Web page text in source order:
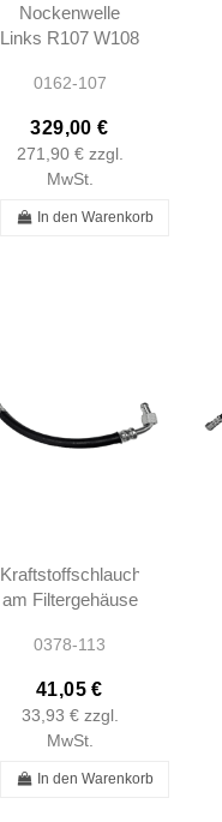
Nockenwelle
Links R107 W108
W116
A1160515201
0162-107
329,00 €
271,90 € zzgl.
MwSt.
In den Warenkorb
Kraftstoffschlauch
am Filtergehäuse
SE W113 -
0378-113
41,05 €
33,93 € zzgl.
MwSt.
In den Warenkorb